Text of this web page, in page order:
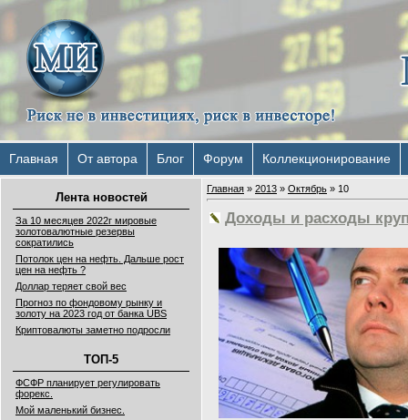
Главная От автора Блог Форум Коллекционирование
Лента новостей
За 10 месяцев 2022г мировые
золотовалютные резервы
сократились
Потолок цен на нефть. Дальше рост
цен на нефть ?
Доллар теряет свой вес
Прогноз по фондовому рынку и
золоту на 2023 год от банка UBS
Криптовалюты заметно подросли
ТОП-5
ФСФР планирует регулировать
форекс.
Мой маленький бизнес.
Главная » 2013 » Октябрь » 10
Доходы и расходы